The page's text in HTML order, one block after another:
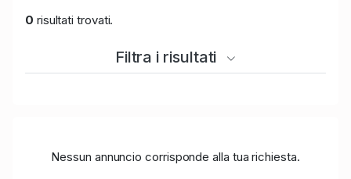
0 risultati trovati.
Filtra i risultati
Nessun annuncio corrisponde alla tua richiesta.